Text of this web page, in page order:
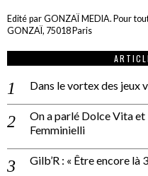
Edité par GONZAÏ MEDIA. Pour
GONZAÏ, 75018 Paris
Dans le vortex des jeux
On a parlé Dolce Vita
Femminielli
Gilb’R : « Être encore là